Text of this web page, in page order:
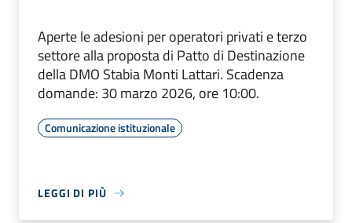
Aperte le adesioni per operatori privati e terzo
settore alla proposta di Patto di Destinazione
della DMO Stabia Monti Lattari. Scadenza
domande: 30 marzo 2026, ore 10:00.
Comunicazione istituzionale
LEGGI DI PIÙ